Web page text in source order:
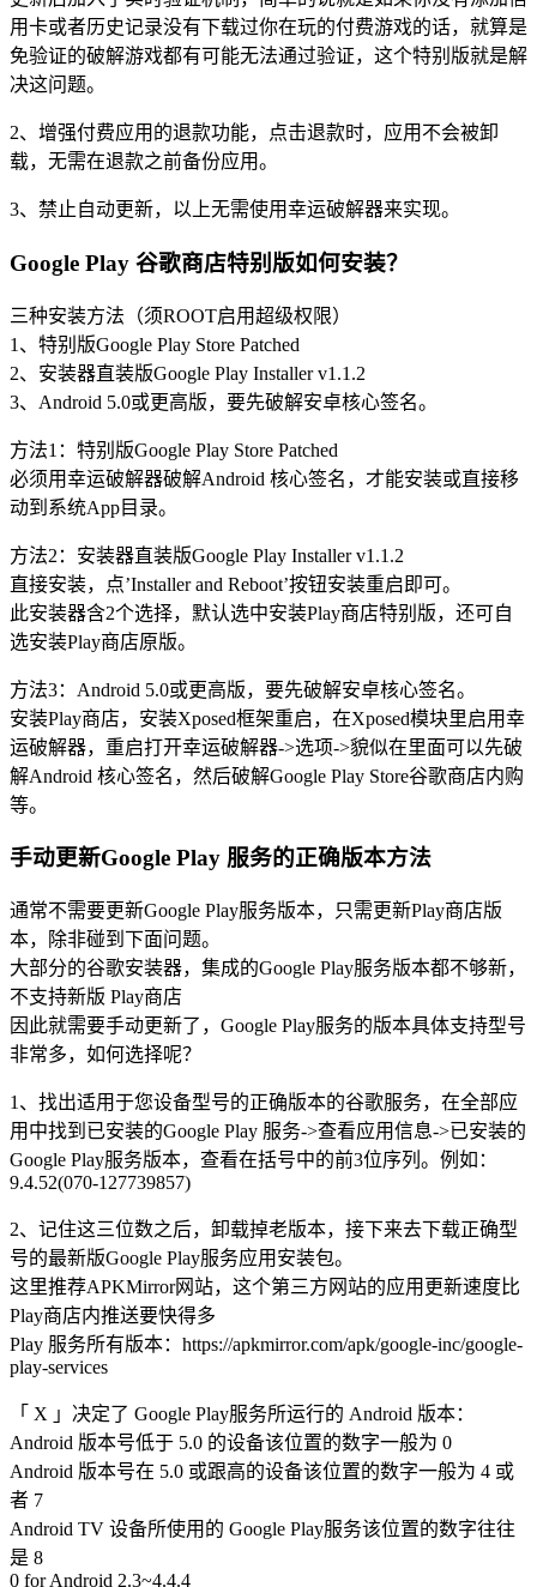
用卡或者历史记录没有下载过你在玩的付费游戏的话，就算是
免验证的破解游戏都有可能无法通过验证，这个特别版就是解
决这问题。
2、增强付费应用的退款功能，点击退款时，应用不会被卸
载，无需在退款之前备份应用。
3、禁止自动更新，以上无需使用幸运破解器来实现。
Google Play 谷歌商店特别版如何安装？
三种安装方法（须ROOT启用超级权限）
1、特别版Google Play Store Patched
2、安装器直装版Google Play Installer v1.1.2
3、Android 5.0或更高版，要先破解安卓核心签名。
方法1：特别版Google Play Store Patched
必须用幸运破解器破解Android 核心签名，才能安装或直接移
动到系统App目录。
方法2：安装器直装版Google Play Installer v1.1.2
直接安装，点’Installer and Reboot’按钮安装重启即可。
此安装器含2个选择，默认选中安装Play商店特别版，还可自
选安装Play商店原版。
方法3：Android 5.0或更高版，要先破解安卓核心签名。
安装Play商店，安装Xposed框架重启，在Xposed模块里启用幸
运破解器，重启打开幸运破解器->选项->貌似在里面可以先破
解Android 核心签名，然后破解Google Play Store谷歌商店内购
等。
手动更新Google Play 服务的正确版本方法
通常不需要更新Google Play服务版本，只需更新Play商店版
本，除非碰到下面问题。
大部分的谷歌安装器，集成的Google Play服务版本都不够新，
不支持新版 Play商店
因此就需要手动更新了，Google Play服务的版本具体支持型号
非常多，如何选择呢？
1、找出适用于您设备型号的正确版本的谷歌服务，在全部应
用中找到已安装的Google Play 服务->查看应用信息->已安装的
Google Play服务版本，查看在括号中的前3位序列。例如：
9.4.52(070-127739857)
2、记住这三位数之后，卸载掉老版本，接下来去下载正确型
号的最新版Google Play服务应用安装包。
这里推荐APKMirror网站，这个第三方网站的应用更新速度比
Play商店内推送要快得多
Play 服务所有版本：https://apkmirror.com/apk/google-inc/google-
play-services
「 X 」决定了 Google Play服务所运行的 Android 版本：
Android 版本号低于 5.0 的设备该位置的数字一般为 0
Android 版本号在 5.0 或跟高的设备该位置的数字一般为 4 或
者 7
Android TV 设备所使用的 Google Play服务该位置的数字往往
是 8
0 for Android 2.3~4.4.4